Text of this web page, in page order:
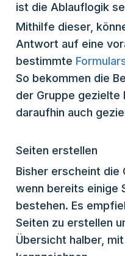
ist die Ablauflogik
Mithilfe dieser,
Antwort auf eine
bestimmte
So bekommen die
der Gruppe gezielte
daraufhin auch
Seiten erstellen
Bisher erscheint die
wenn bereits einige
bestehen. Es
Seiten zu erstellen
Übersicht halber,